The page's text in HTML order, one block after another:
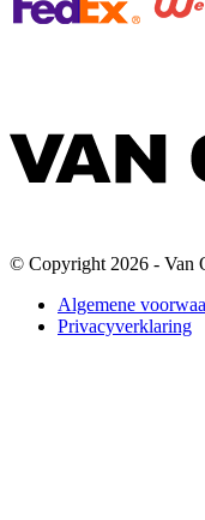
© Copyright 2026 - Van
Algemene
Privacyverklaring